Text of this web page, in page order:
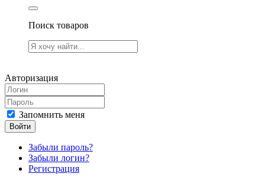
Поиск товаров
Авторизация
Запомнить меня
Войти
Забыли пароль?
Забыли логин?
Регистрация